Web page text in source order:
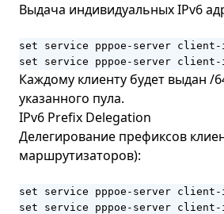
Выдача индивидуальных IPv6
set service pppoe-server client-
set service pppoe-server client-
Каждому клиенту будет выдан /
указанного пула.
IPv6 Prefix Delegation
Делегирование префиксов
маршрутизаторов):
set service pppoe-server client-
set service pppoe-server client-